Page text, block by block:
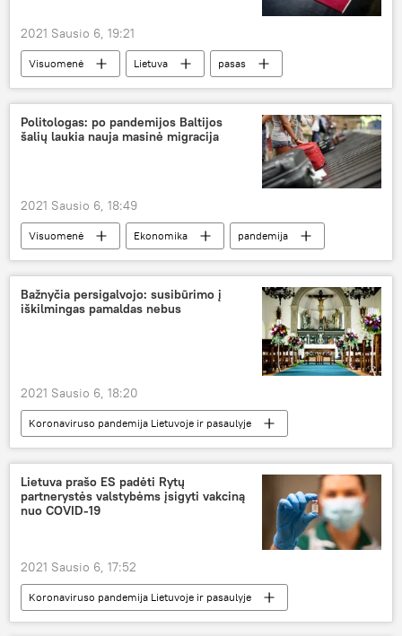
2021 Sausio 6, 19:21
Visuomenė Lietuva
pasas
viza
Politologas: po pandemijos Baltijos
šalių laukia nauja masinė migracija
2021 Sausio 6, 18:49
Visuomenė Ekonomika
pandemija
migracija
koronavirusas
COVID-19
Baltijos šalys
Bažnyčia persigalvojo: susibūrimo į
iškilmingas pamaldas nebus
2021 Sausio 6, 18:20
Koronaviruso pandemija Lietuvoje ir pasaulyje
Visuomenė
bažnyčia
koronavirusas
COVID-19
Lietuva prašo ES padėti Rytų
partnerystės valstybėms įsigyti vakciną
nuo COVID-19
2021 Sausio 6, 17:52
Koronaviruso pandemija Lietuvoje ir pasaulyje
Visuomenė
vakcina
vakcinacija